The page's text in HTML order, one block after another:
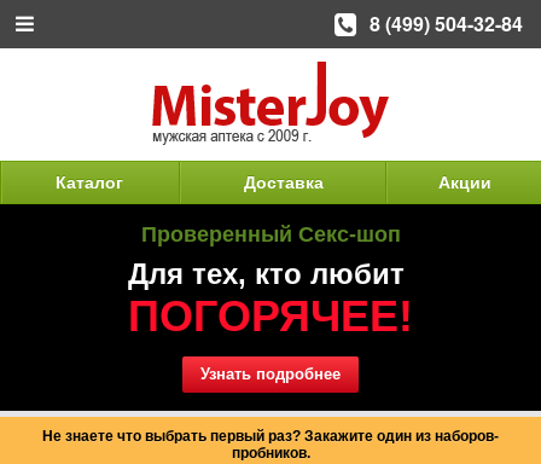
Каталог Доставка Акции
Проверенный Секс-шоп
Для тех, кто любит
ПОГОРЯЧЕЕ!
Узнать подробнее
Не знаете что выбрать первый раз? Закажите один из наборов-
пробников.
8 (499) 504-32-84